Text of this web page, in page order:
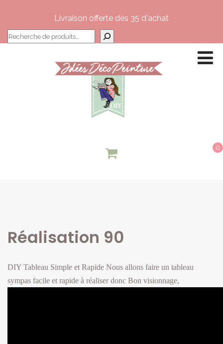
Livraison offerte dès 35 d'achat
0
Réalisation 90
DIY Tableau Simple et Rapide Nous allons faire un tableau
sympas facile et rapide à réaliser donc Bon visionnage,